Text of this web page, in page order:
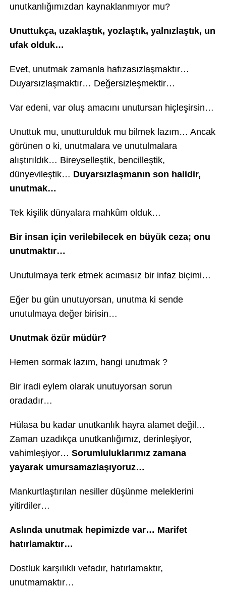
unutkanlığımızdan kaynaklanmıyor mu?
Unuttukça, uzaklaştık, yozlaştık, yalnızlaştık, un
ufak olduk…
Evet, unutmak zamanla hafızasızlaşmaktır…
Duyarsızlaşmaktır… Değersizleşmektir…
Var edeni, var oluş amacını unutursan hiçleşirsin…
Unuttuk mu, unutturulduk mu bilmek lazım… Ancak
görünen o ki, unutmalara ve unutulmalara
alıştırıldık… Bireyselleştik, bencilleştik,
dünyevileştik… Duyarsızlaşmanın son halidir,
unutmak…
Tek kişilik dünyalara mahkûm olduk…
Bir insan için verilebilecek en büyük ceza; onu
unutmaktır…
Unutulmaya terk etmek acımasız bir infaz biçimi…
Eğer bu gün unutuyorsan, unutma ki sende
unutulmaya değer birisin…
Unutmak özür müdür?
Hemen sormak lazım, hangi unutmak ?
Bir iradi eylem olarak unutuyorsan sorun
oradadır…
Hülasa bu kadar unutkanlık hayra alamet değil…
Zaman uzadıkça unutkanlığımız, derinleşiyor,
vahimleşiyor… Sorumluluklarımız zamana
yayarak umursamazlaşıyoruz…
Mankurtlaştırılan nesiller düşünme meleklerini
yitirdiler…
Aslında unutmak hepimizde var… Marifet
hatırlamaktır…
Dostluk karşılıklı vefadır, hatırlamaktır,
unutmamaktır…